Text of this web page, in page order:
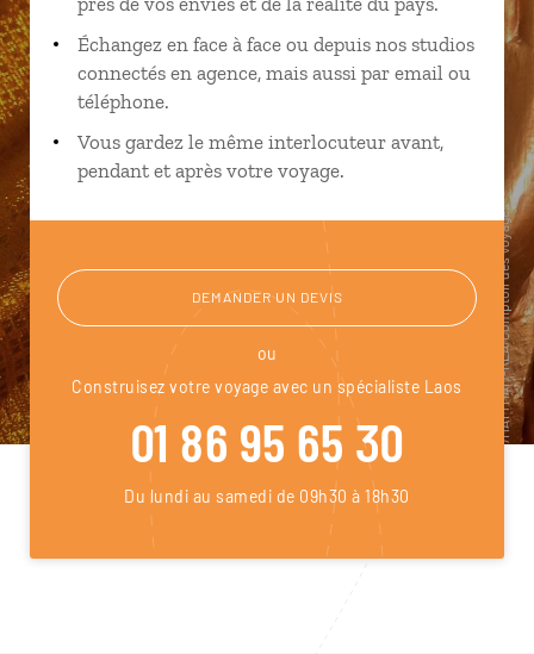
Échangez en face à face ou depuis nos studios
connectés en agence, mais aussi par email ou
téléphone.
Vous gardez le même interlocuteur avant,
pendant et après votre voyage.
DEMANDER UN DEVIS
ou
Construisez votre voyage avec un spécialiste Laos
01 86 95 65 30
Du lundi au samedi de 09h30 à 18h30